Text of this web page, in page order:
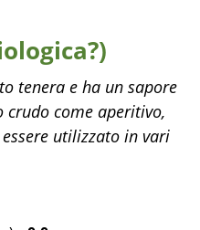
tenera e ha un sapore
crudo come aperitivo,
utilizzato in vari